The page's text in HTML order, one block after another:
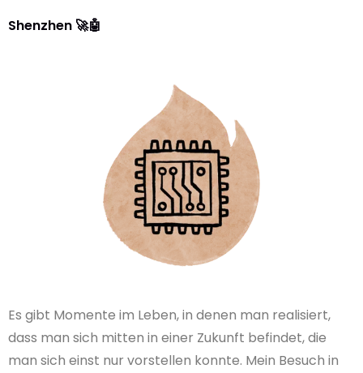
Shenzhen 🚀🤖
Es gibt Momente im Leben, in denen man realisiert,
dass man sich mitten in einer Zukunft befindet, die
man sich einst nur vorstellen konnte. Mein Besuch in